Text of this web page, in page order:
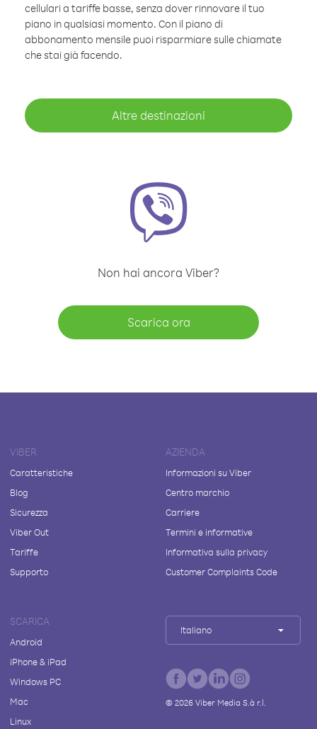
cellulari a tariffe basse, senza dover rinnovare il tuo
piano in qualsiasi momento. Con il piano di
abbonamento mensile puoi risparmiare sulle chiamate
che stai già facendo.
Altre destinazioni
Non hai ancora Viber?
Scarica ora
VIBER
Caratteristiche
Blog
Sicurezza
Viber Out
Tariffe
Supporto
AZIENDA
Informazioni su Viber
Centro marchio
Carriere
Termini e informative
Informativa sulla privacy
Customer Complaints Code
SCARICA
Android
iPhone & iPad
Windows PC
Mac
Linux
Italiano
© 2026Viber Media S.à r.l.